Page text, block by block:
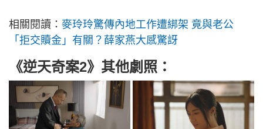
相關閱讀： 麥玲玲驚傳內地工作遭綁架 竟與老公
「拒交贖金」有關？薛家燕大感驚訝
《逆天奇案2》其他劇照：